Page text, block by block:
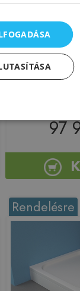
97
Rendelésre